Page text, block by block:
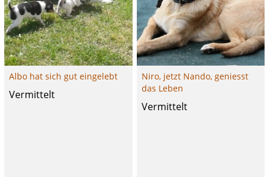
Albo hat sich gut eingelebt
Vermittelt
Niro, jetzt Nando, geniesst
das Leben
Vermittelt